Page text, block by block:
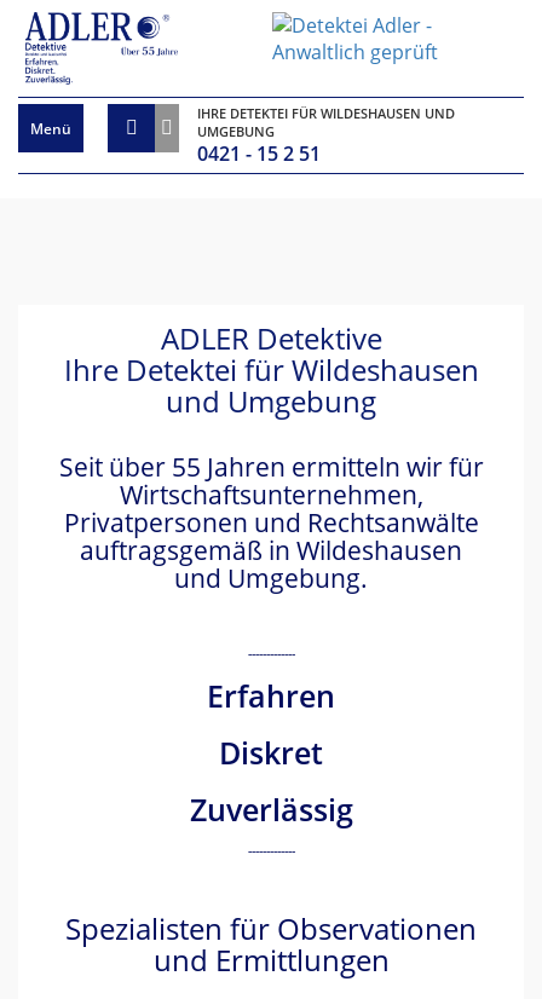
IHRE DETEKTEI FÜR WILDESHAUSEN UND
UMGEBUNG
0421 - 15 2 51
Menü
ADLER Detektive
Ihre Detektei für Wildeshausen
und Umgebung
Seit über 55 Jahren ermitteln wir für
Wirtschaftsunternehmen,
Privatpersonen und Rechtsanwälte
auftragsgemäß in Wildeshausen
und Umgebung.
Erfahren
Diskret
Zuverlässig
Spezialisten für Observationen
und Ermittlungen